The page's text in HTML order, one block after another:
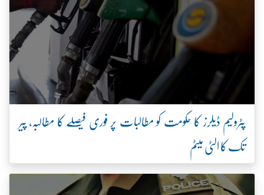
پٹرولیم ڈیلرز کا حکومت کو مطالبات پر فوری فیصلے کا مطالبہ، پیر
تک کا الٹی میٹم